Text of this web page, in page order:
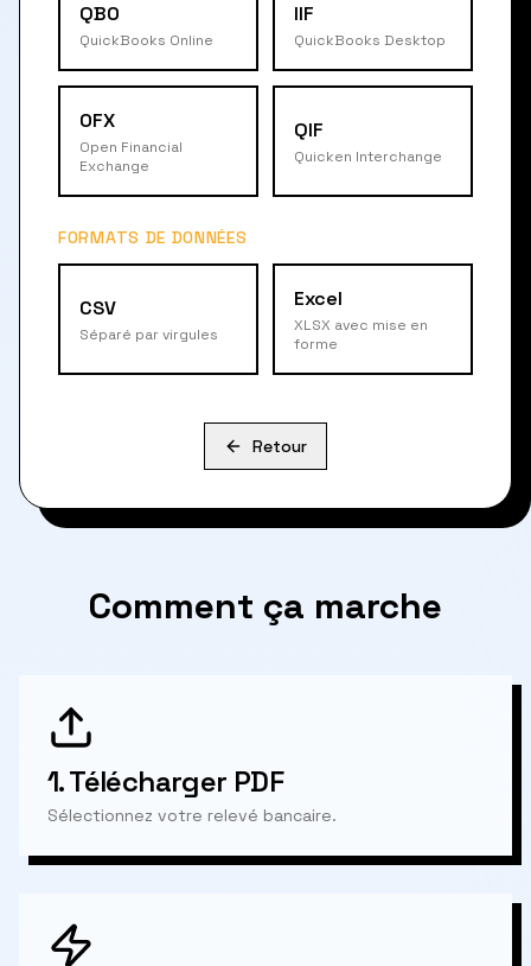
QBO
QuickBooks Online
IIF
QuickBooks Desktop
OFX
Open Financial
Exchange
QIF
Quicken Interchange
FORMATS DE DONNÉES
CSV
Séparé par virgules
Excel
XLSX avec mise en
forme
Retour
Comment ça marche
1.Télécharger PDF
Sélectionnez votre relevé bancaire.